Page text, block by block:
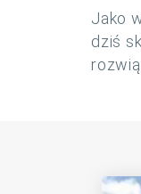
Jako
dziś